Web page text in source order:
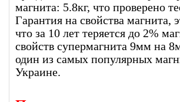
магнита: 5.8кг, что проверено
Гарантия на свойства магнита,
что за 10 лет теряется до 2%
свойств супермагнита 9мм на
один из самых популярных
Украине.